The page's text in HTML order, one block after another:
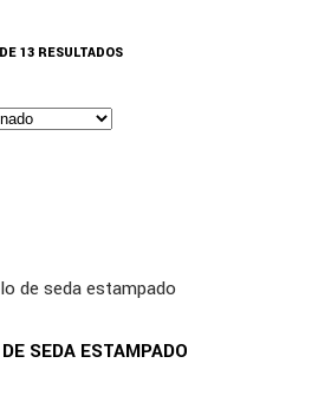
13 RESULTADOS
SEDA ESTAMPADO